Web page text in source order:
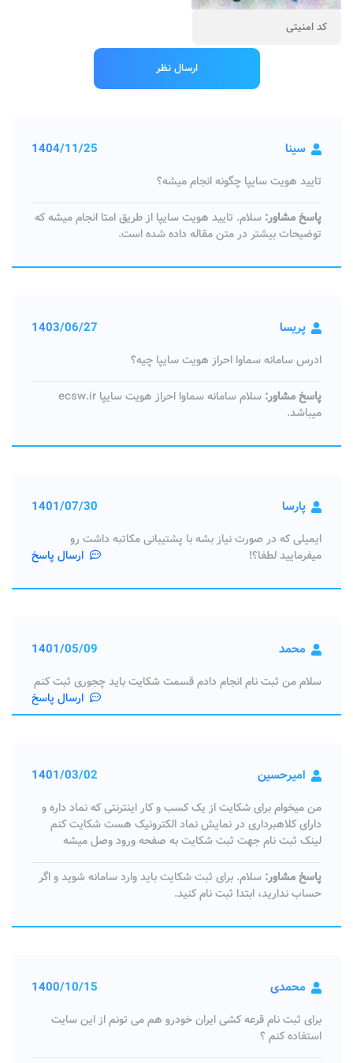
سینا 1404/11/25
تایید هویت سایپا چگونه انجام میشه؟
پاسخ مشاور: سلام. تایید هویت سایپا از طریق امتا انجام میشه که
توضیحات بیشتر در متن مقاله داده شده است.
پریسا 1403/06/27
ادرس سامانه سماوا احراز هویت سایپا چیه؟
پاسخ مشاور:
سلام سامانه سماوا احراز هویت سایپا ecsw.ir
میباشد.
پارسا 1401/07/30
ایمیلی که در صورت نیاز بشه با پشتیبانی مکاتبه داشت رو
میفرمایید لطفا؟!
ارسال پاسخ
محمد 1401/05/09
سلام من ثبت نام انجام دادم قسمت شکایت باید چجوری ثبت کنم
ارسال پاسخ
امیرحسین 1401/03/02
من میخوام برای شکایت از یک کسب و کار اینترنتی که نماد داره و
دارای کلاهبرداری در نمایش نماد الکترونیک هست شکایت کنم
لینک ثبت نام جهت ثبت شکایت به صفحه ورود وصل میشه
پاسخ مشاور: سلام. برای ثبت شکایت باید وارد سامانه شوید و اگر
حساب ندارید، ابتدا ثبت نام کنید.
محمدی 1400/10/15
برای ثبت نام قرعه کشی ایران خودرو هم می تونم از این سایت
استفاده کنم ؟